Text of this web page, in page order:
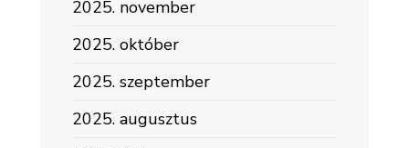
2025. november
2025. október
2025. szeptember
2025. augusztus